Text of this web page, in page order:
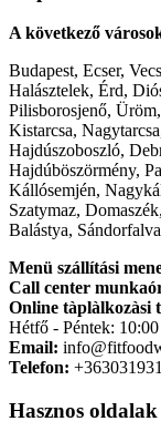
A következő
Budapest, Ecser,
Halásztelek, Érd,
Pilisborosjenő,
Kistarcsa,
Hajdúszoboszló,
Hajdúböszörmény,
Kállósemjén,
Szatymaz,
Balástya,
Menü szállítási
Call center
Online tàplàlkozàsi
Hétfő - Péntek:
Email:
Telefon:
Hasznos oldalak